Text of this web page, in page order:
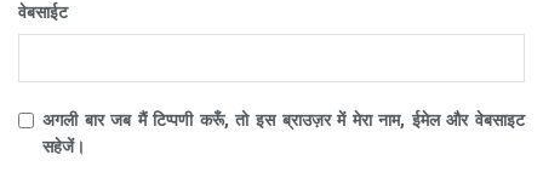
वेबसाईट
अगली बार जब मैं टिप्पणी करूँ, तो इस ब्राउज़र में मेरा नाम, ईमेल और वेबसाइट
सहेजें।